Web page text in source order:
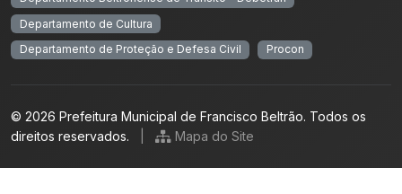
Departamento de Cultura
Departamento de Proteção e Defesa Civil
Procon
© 2026 Prefeitura Municipal de Francisco Beltrão. Todos os
direitos reservados.
Mapa do Site